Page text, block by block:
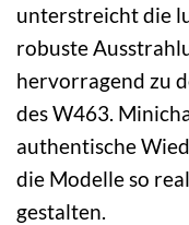
unterstreicht die
robuste
hervorragend zu
des W463.
authentische
die Modelle so
gestalten.